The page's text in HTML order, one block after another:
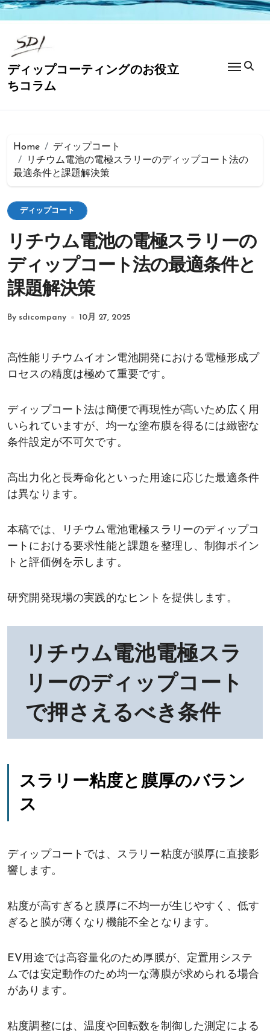
コ
ン
に
ス
ッ
ディップコーティングのお役立
ちコラム
Home
ディップコート
リチウム電池の電極スラリーのディップコート法の
最適条件と課題解決策
ディップコート
リチウム電池の電極スラリーの
ディップコート法の最適条件と
課題解決策
By sdicompany 10月 27, 2025
高性能リチウムイオン電池開発における電極形成プ
ロセスの精度は極めて重要です。
ディップコート法は簡便で再現性が高いため広く用
いられていますが、均一な塗布膜を得るには緻密な
条件設定が不可欠です。
高出力化と長寿命化といった用途に応じた最適条件
は異なります。
本稿では、リチウム電池電極スラリーのディップコ
ートにおける要求性能と課題を整理し、制御ポイン
トと評価例を示します。
研究開発現場の実践的なヒントを提供します。
リチウム電池電極スラ
リーのディップコート
で押さえるべき条件
スラリー粘度と膜厚のバラン
ス
ディップコートでは、スラリー粘度が膜厚に直接影
響します。
粘度が高すぎると膜厚に不均一が生じやすく、低す
ぎると膜が薄くなり機能不全となります。
EV用途では高容量化のため厚膜が、定置用システ
ムでは安定動作のため均一な薄膜が求められる場合
があります。
粘度調整には、温度や回転数を制御した測定による